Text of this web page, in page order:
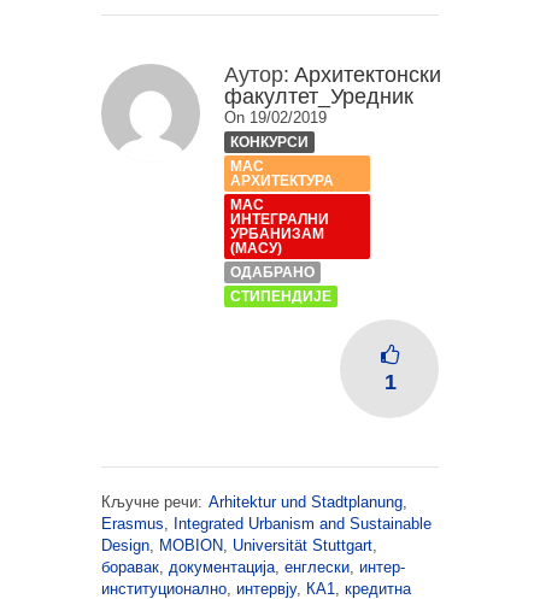
Аутор: Архитектонски
факултет_Уредник
On 19/02/2019
КОНКУРСИ
МАС
АРХИТЕКТУРА
МАС
ИНТЕГРАЛНИ
УРБАНИЗАМ
(МАСУ)
ОДАБРАНО
СТИПЕНДИЈЕ
1
Кључне речи: Arhitektur und Stadtplanung
Erasmus
Integrated Urbanism and Sustainable
Design
MOBION Universität Stuttgart
боравак документација енглески интер-
институционално интервју, КА1
кредитна